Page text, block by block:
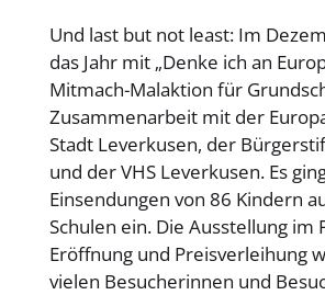
Und last but not least: Im
das Jahr mit „Denke ich an
Mitmach-Malaktion für
Zusammenarbeit mit der
Stadt Leverkusen, der
und der VHS Leverkusen. Es
Einsendungen von 86 Kindern
Schulen ein. Die Ausstellung im
Eröffnung und Preisverleihung
vielen Besucherinnen und